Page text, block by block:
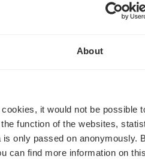
About
it would not be possible
function of the websites,
only passed on anonymously.
can find more information on